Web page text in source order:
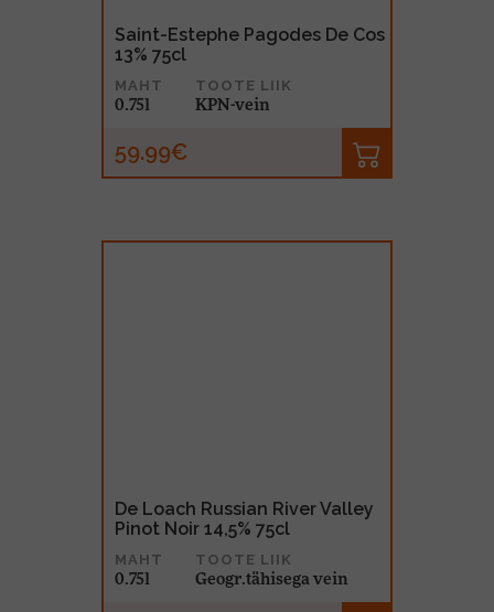
Saint-Estephe Pagodes De Cos
13% 75cl
MAHT
0.75l
TOOTE LIIK
KPN-vein
59.99€
De Loach Russian River Valley
Pinot Noir 14,5% 75cl
MAHT
0.75l
TOOTE LIIK
Geogr.tähisega vein